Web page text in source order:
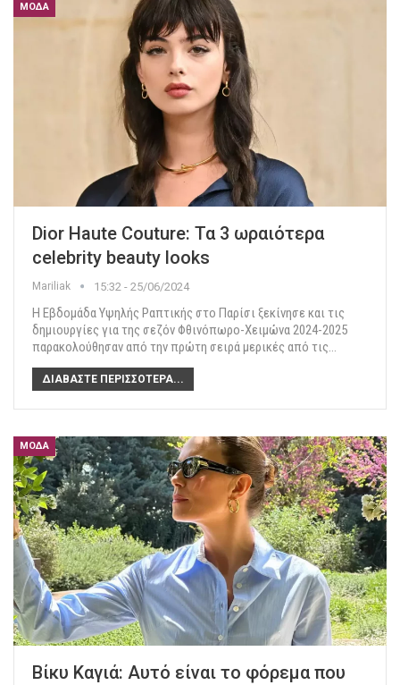
ΜΌΔΑ
Dior Haute Couture: Τα 3 ωραιότερα
celebrity beauty looks
Mariliak 15:32 - 25/06/2024
Η Εβδομάδα Υψηλής Ραπτικής στο Παρίσι ξεκίνησε και τις
δημιουργίες για της σεζόν Φθινόπωρο-Χειμώνα 2024-2025
παρακολούθησαν από την πρώτη σειρά μερικές από τις…
ΔΙΑΒΆΣΤΕ ΠΕΡΙΣΣΌΤΕΡΑ...
ΜΌΔΑ
Βίκυ Καγιά: Αυτό είναι το φόρεμα που